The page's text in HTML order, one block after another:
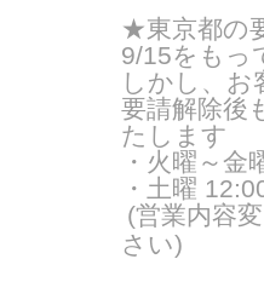
★東京都の
9/15をもっ
しかし、 お
要請解除後
たします
・火曜～
・土曜
(営業内容
さい)